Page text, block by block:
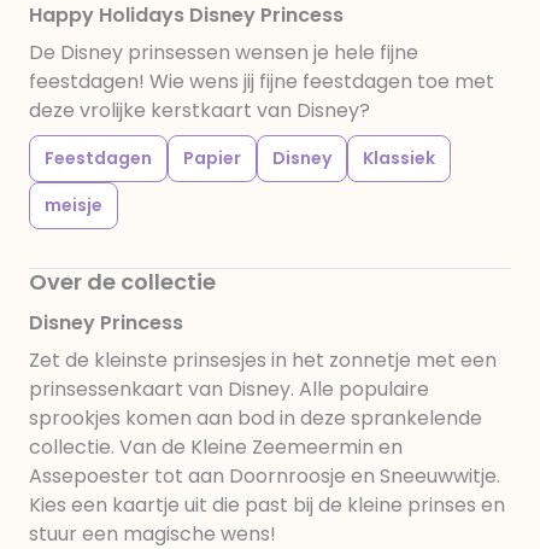
Happy Holidays Disney Princess
De Disney prinsessen wensen je hele fijne
feestdagen! Wie wens jij fijne feestdagen toe met
deze vrolijke kerstkaart van Disney?
Feestdagen Papier Disney
Klassiek
meisje
Over de collectie
Disney Princess
Zet de kleinste prinsesjes in het zonnetje met een
prinsessenkaart van Disney. Alle populaire
sprookjes komen aan bod in deze sprankelende
collectie. Van de Kleine Zeemeermin en
Assepoester tot aan Doornroosje en Sneeuwwitje.
Kies een kaartje uit die past bij de kleine prinses en
stuur een magische wens!